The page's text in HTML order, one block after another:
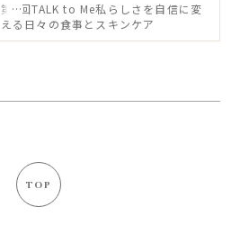
第6回TALK to Me私らしさを自信に変
える日々の食事とスキンケア
TOP